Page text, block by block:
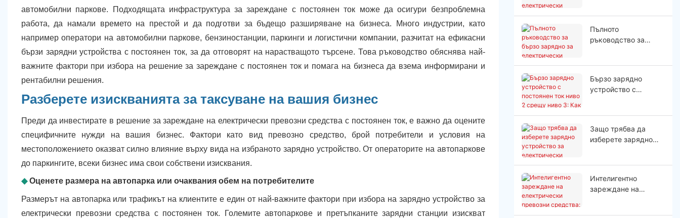
автомобилни паркове. Подходящата инфраструктура за зареждане с постоянен ток може да осигури безпроблемна
работа, да намали времето на престой и да подготви за бъдещо разширяване на бизнеса. Много индустрии, като
например оператори на автомобилни паркове, бензиностанции, паркинги и логистични компании, разчитат на ефикасни
бързи зарядни устройства с постоянен ток, за да отговорят на нарастващото търсене. Това ръководство обяснява най-
важните фактори при избора на решение за зареждане с постоянен ток и помага на бизнеса да взема информирани и
рентабилни решения.
Разберете изискванията за таксуване на вашия бизнес
Преди да инвестирате в решение за зареждане на електрически превозни средства с постоянен ток, е важно да оцените
специфичните нужди на вашия бизнес. Фактори като вид превозно средство, брой потребители и условия на
местоположението оказват силно влияние върху вида на избраното зарядно устройство. От операторите на автопаркове
до паркингите, всеки бизнес има свои собствени изисквания.
◆Оценете размера на автопарка или очаквания обем на потребителите
Размерът на автопарка или трафикът на клиентите е един от най-важните фактори при избора на зарядно устройство за
електрически превозни средства с постоянен ток. Големите автопаркове и претъпканите зарядни станции изискват
Пълното
ръководство за
постоянен ток
Бързо зарядно
устройство с
Защо трябва да
изберете зарядно
висока мощност
Интелигентно
зареждане на